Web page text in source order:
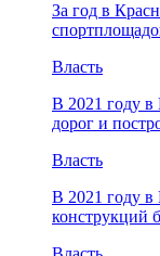
За год в
Власть
В 2021 году в
дорог и
Власть
В 2021 году в
конструкций